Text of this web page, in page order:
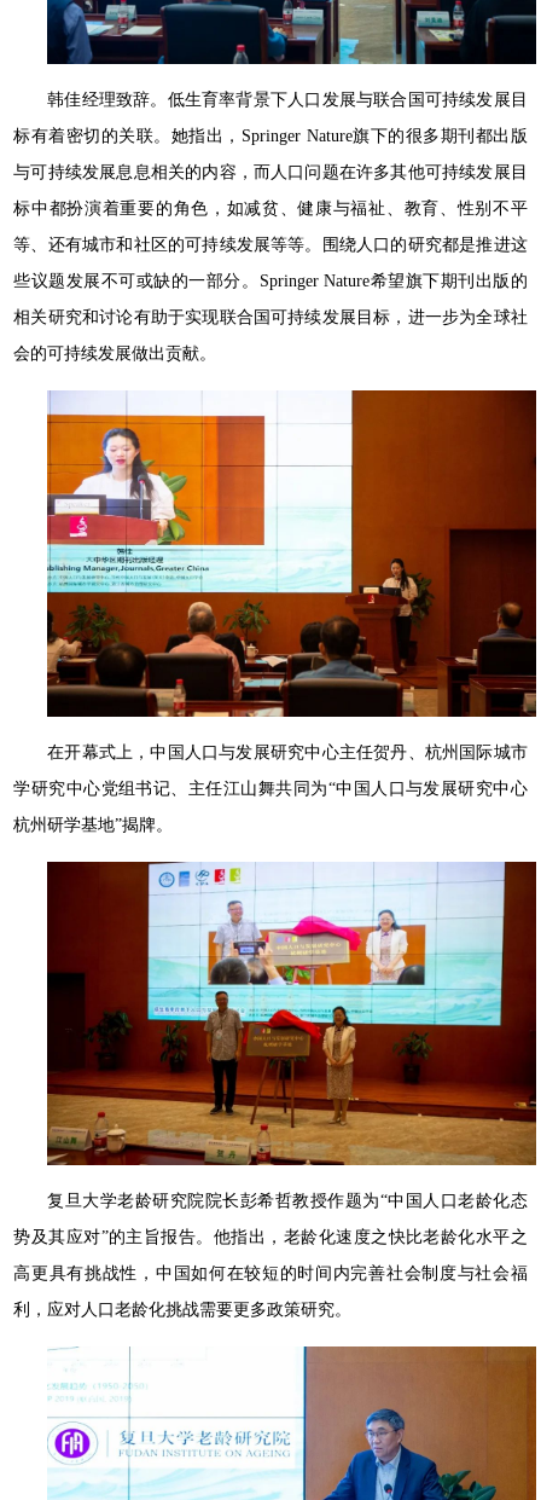
韩佳经理致辞。低生育率背景下人口发展与联合国可持续发展目
标有着密切的关联。她指出，Springer Nature旗下的很多期刊都出版
与可持续发展息息相关的内容，而人口问题在许多其他可持续发展目
标中都扮演着重要的角色，如减贫、健康与福祉、教育、性别不平
等、还有城市和社区的可持续发展等等。围绕人口的研究都是推进这
些议题发展不可或缺的一部分。Springer Nature希望旗下期刊出版的
相关研究和讨论有助于实现联合国可持续发展目标，进一步为全球社
会的可持续发展做出贡献。
在开幕式上，中国人口与发展研究中心主任贺丹、杭州国际城市
学研究中心党组书记、主任江山舞共同为“中国人口与发展研究中心
杭州研学基地”揭牌。
复旦大学老龄研究院院长彭希哲教授作题为“中国人口老龄化态
势及其应对”的主旨报告。他指出，老龄化速度之快比老龄化水平之
高更具有挑战性，中国如何在较短的时间内完善社会制度与社会福
利，应对人口老龄化挑战需要更多政策研究。